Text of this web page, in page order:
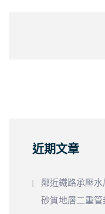
近期文章
鄰近鐵路承壓
砂質地層二重